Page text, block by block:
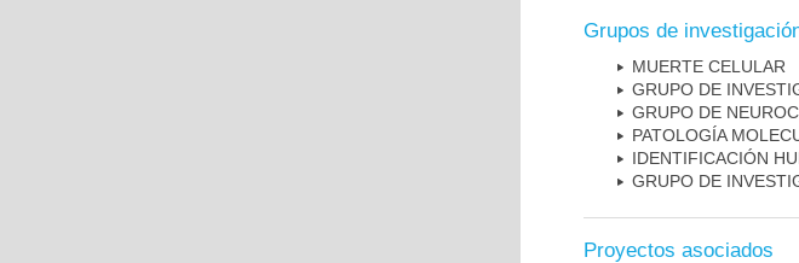
Grupos de
MUERTE CELULAR
GRUPO DE
GRUPO DE
PATOLOGÍA
IDENTIFICACIÓN
GRUPO DE
Proyectos asociados